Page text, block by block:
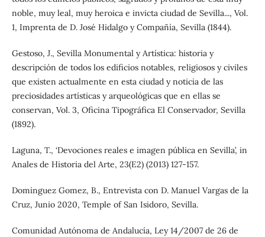
noble, muy leal, muy heroica e invicta ciudad de Sevilla..., Vol.
1, Imprenta de D. José Hidalgo y Compañía, Sevilla (1844).
Gestoso, J., Sevilla Monumental y Artística: historia y
descripción de todos los edificios notables, religiosos y civiles
que existen actualmente en esta ciudad y noticia de las
preciosidades artísticas y arqueológicas que en ellas se
conservan, Vol. 3, Oficina Tipográfica El Conservador, Sevilla
(1892).
Laguna, T., ‘Devociones reales e imagen pública en Sevilla’, in
Anales de Historia del Arte, 23(E2) (2013) 127-157.
Dominguez Gomez, B., Entrevista con D. Manuel Vargas de la
Cruz, Junio 2020, Temple of San Isidoro, Sevilla.
Comunidad Autónoma de Andalucía, Ley 14/2007 de 26 de